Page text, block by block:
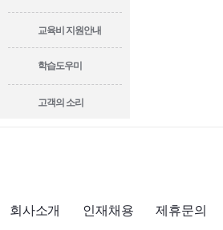
교육비 지원안내
학습도우미
고객의 소리
회사소개 인재채용 제휴문의